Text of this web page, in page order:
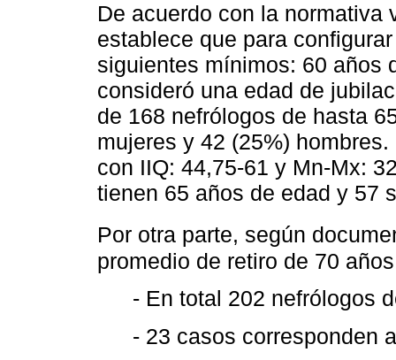
De acuerdo con la
establece que para
siguientes mínimos: 60 años
consideró una edad de
de 168 nefrólogos de hasta
mujeres y 42 (25%)
con IIQ: 44,75-61 y Mn-Mx:
tienen 65 años de edad y 57
Por otra parte, según
promedio de retiro de 70
- En total 202 nefrólogos
- 23 casos corresponden